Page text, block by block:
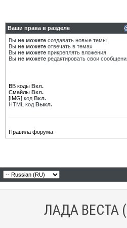
Ваши права в разделе
Вы не можете создавать новые темы
Вы не можете отвечать в темах
Вы не можете прикреплять вложения
Вы не можете редактировать свои
BB коды Вкл.
Смайлы Вкл.
[IMG] код Вкл.
HTML код Выкл.
Правила форума
ЛАДА ВЕСТА